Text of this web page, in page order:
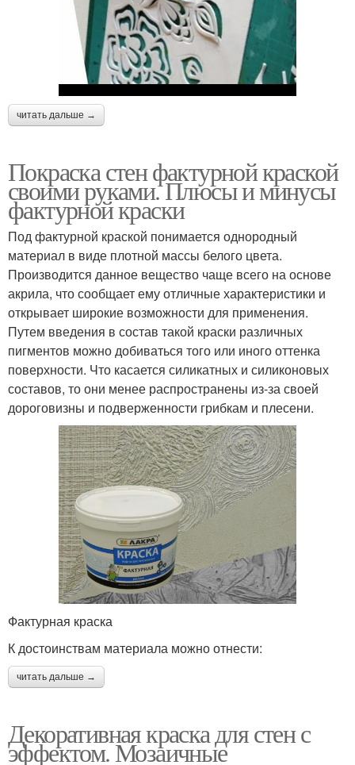
читать дальше →
Покраска стен фактурной краской
своими руками. Плюсы и минусы
фактурной краски
Под фактурной краской понимается однородный
материал в виде плотной массы белого цвета.
Производится данное вещество чаще всего на основе
акрила, что сообщает ему отличные характеристики и
открывает широкие возможности для применения.
Путем введения в состав такой краски различных
пигментов можно добиваться того или иного оттенка
поверхности. Что касается силикатных и силиконовых
составов, то они менее распространены из-за своей
дороговизны и подверженности грибкам и плесени.
Фактурная краска
К достоинствам материала можно отнести:
читать дальше →
Декоративная краска для стен с
эффектом. Мозаичные